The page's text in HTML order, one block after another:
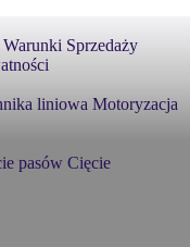
Sprzedaży
liniowa Motoryzacja
pasów Cięcie